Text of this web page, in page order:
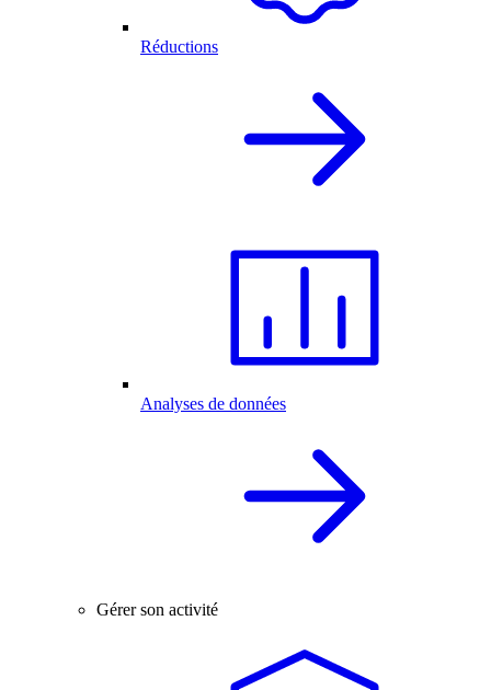
Réductions
Analyses de données
Gérer son activité